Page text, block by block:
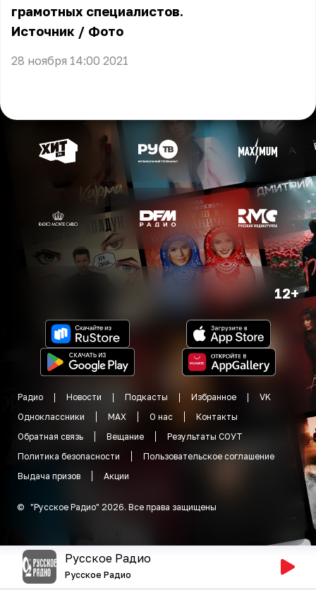
грамотных специалистов.
Источник / Фото
28 ноября 14:00 2021
12+
Радио Новости Подкасты Избранное
VK
Одноклассники
MAX О нас
Контакты
Обратная связь
Вещание
Результаты СОУТ
Политика безопасности
Пользовательское соглашение
Выдача призов
Акции
© "Русское Радио" 2026. Все права защищены
Русское Радио
Русское Радио